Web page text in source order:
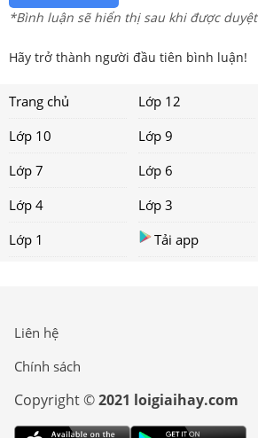
*Bình luận sẽ hiển thị sau khi được duyệt
Hãy trở thành người đầu tiên bình luận!
Trang chủ Lớp 12
Lớp 10
Lớp 9
Lớp 7
Lớp 6
Lớp 4
Lớp 3
Lớp 1
Tải app
Liên hệ
Chính sách
Copyright ©2021 loigiaihay.com